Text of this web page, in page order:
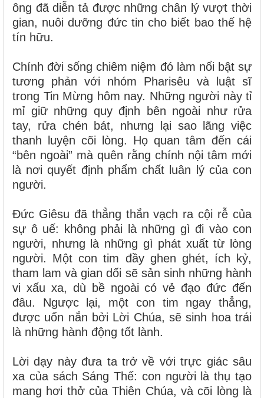
ông đã diễn tả được những chân lý vượt thời
gian, nuôi dưỡng đức tin cho biết bao thế hệ
tín hữu.
Chính đời sống chiêm niệm đó làm nổi bật sự
tương phản với nhóm Pharisêu và luật sĩ
trong Tin Mừng hôm nay. Những người này tỉ
mỉ giữ những quy định bên ngoài như rửa
tay, rửa chén bát, nhưng lại sao lãng việc
thanh luyện cõi lòng. Họ quan tâm đến cái
“bên ngoài” mà quên rằng chính nội tâm mới
là nơi quyết định phẩm chất luân lý của con
người.
Đức Giêsu đã thẳng thắn vạch ra cội rễ của
sự ô uế: không phải là những gì đi vào con
người, nhưng là những gì phát xuất từ lòng
người. Một con tim đầy ghen ghét, ích kỷ,
tham lam và gian dối sẽ sản sinh những hành
vi xấu xa, dù bề ngoài có vẻ đạo đức đến
đâu. Ngược lại, một con tim ngay thẳng,
được uốn nắn bởi Lời Chúa, sẽ sinh hoa trái
là những hành động tốt lành.
Lời dạy này đưa ta trở về với trực giác sâu
xa của sách Sáng Thế: con người là thụ tạo
mang hơi thở của Thiên Chúa, và cõi lòng là